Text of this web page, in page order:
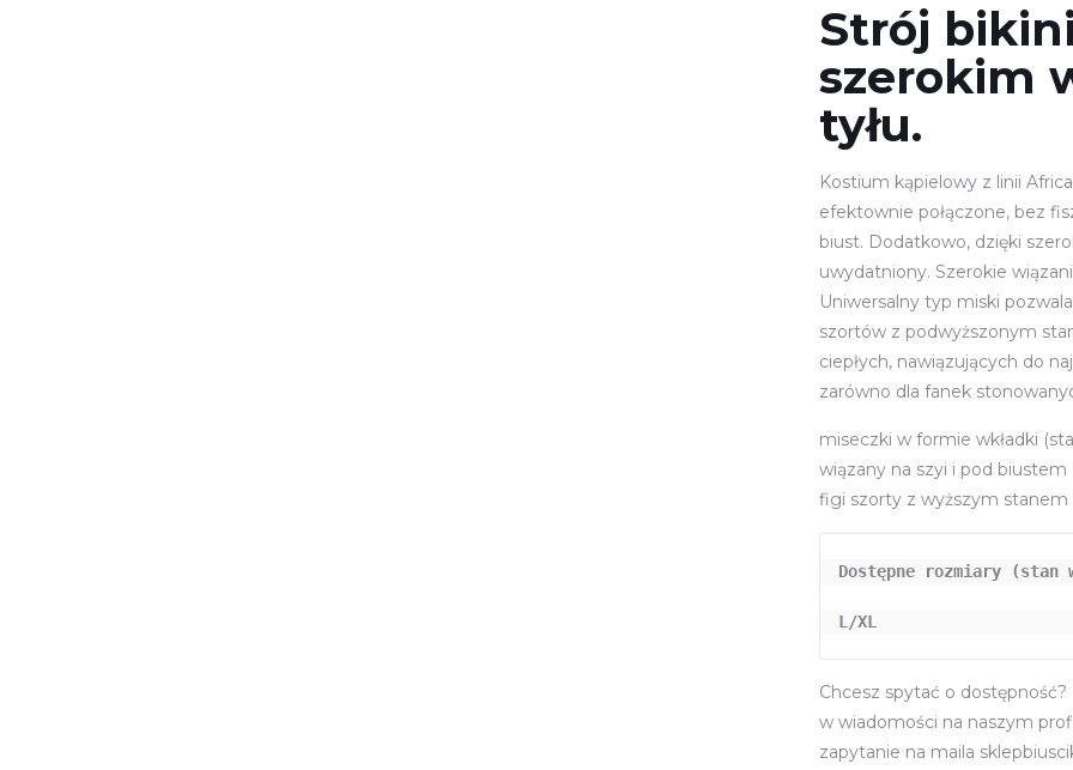
Strój
szerokim
tyłu.
Kostium kąpielowy z linii
efektownie połączone, bez
biust. Dodatkowo, dzięki
uwydatniony. Szerokie
Uniwersalny typ miski
szortów z podwyższonym
ciepłych, nawiązujących do
zarówno dla fanek
miseczki w formie wkładki
wiązany na szyi i pod biustem
figi szorty z wyższym stanem
Dostępne rozmiary (stan
L/XL
Chcesz spytać o dostępność?
w wiadomości na naszym
zapytanie na maila